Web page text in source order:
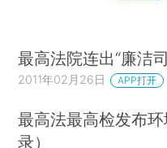
最高法院连出“廉洁
2011年02月26日 APP打开
最高法最高检发布
录）